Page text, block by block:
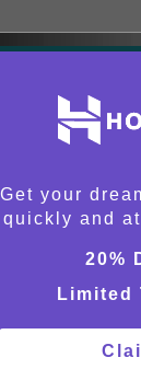
Get your
quickly and
20%
Limited